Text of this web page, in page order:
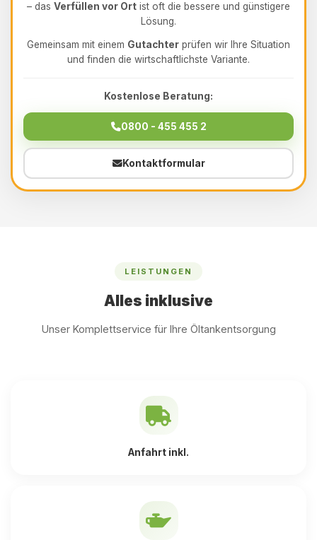
– das Verfüllen vor Ort ist oft die bessere und günstigere
Lösung.
Gemeinsam mit einem Gutachter prüfen wir Ihre Situation
und finden die wirtschaftlichste Variante.
Kostenlose Beratung:
0800 - 455 455 2
Kontaktformular
LEISTUNGEN
Alles inklusive
Unser Komplettservice für Ihre Öltankentsorgung
Anfahrt inkl.